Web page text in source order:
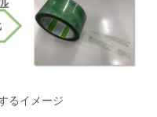
るイメージ